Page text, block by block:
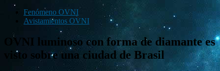
Fenómeno OVNI
Avistamientos OVNI
OVNI luminoso con forma de diamante es
visto sobre una ciudad de Brasil